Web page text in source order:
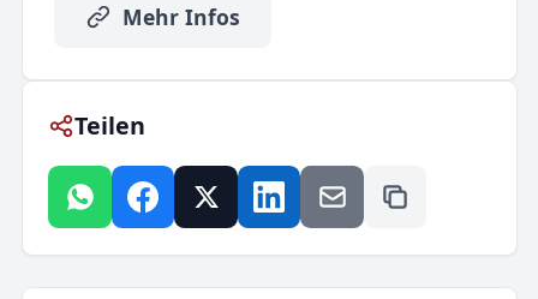
Mehr Infos
Teilen